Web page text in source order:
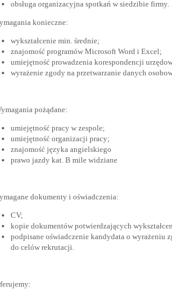
obsługa organizacyjna spotkań w siedzibie firmy.
konieczne:
wykształcenie min. średnie;
znajomość programów Microsoft Word i Excel;
umiejętność prowadzenia korespondencji
wyrażenie zgody na przetwarzanie danych
pożądane:
umiejętność pracy w zespole;
umiejętność organizacji pracy;
znajomość języka angielskiego
prawo jazdy kat. B mile widziane
dokumenty i oświadczenia:
CV;
kopie dokumentów potwierdzających
podpisane oświadczenie kandydata o wyrażeniu
do celów rekrutacji.